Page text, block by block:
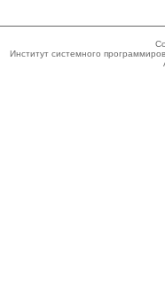
Институт системного